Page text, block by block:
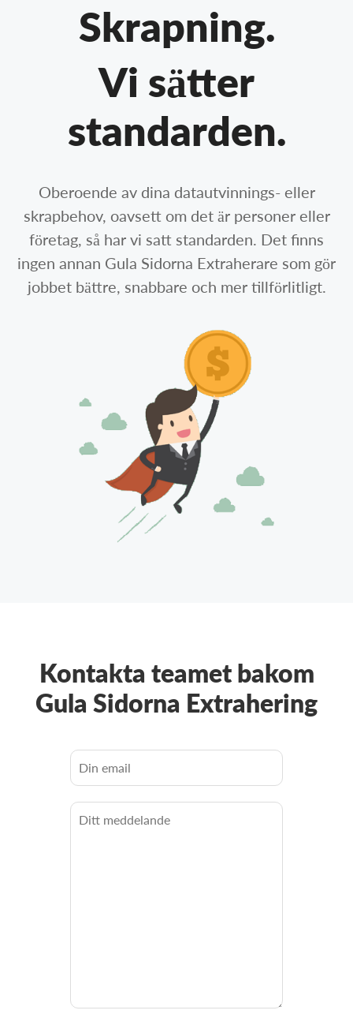
Skrapning.
Vi sätter
standarden.
Oberoende av dina datautvinnings- eller
skrapbehov, oavsett om det är personer eller
företag, så har vi satt standarden. Det finns
ingen annan Gula Sidorna Extraherare som gör
jobbet bättre, snabbare och mer tillförlitligt.
Kontakta teamet bakom
Gula Sidorna Extrahering